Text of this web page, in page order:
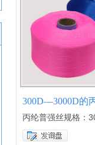
300D—3000D的
丙纶普强丝规格